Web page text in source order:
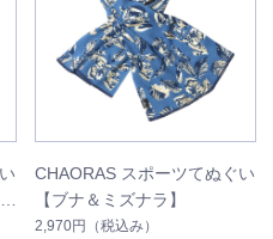
CHAORAS スポーツてぬぐい
【ブナ＆ミズナラ】
2,970円 （税込み）